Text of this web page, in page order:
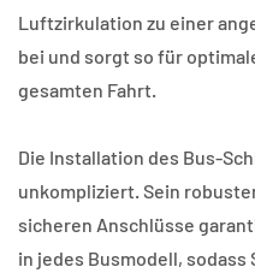
Luftzirkulation zu einer
bei und sorgt so für
gesamten Fahrt.
Die Installation des Bus-
unkompliziert. Sein
sicheren Anschlüsse
in jedes Busmodell,